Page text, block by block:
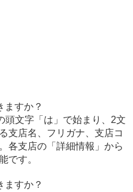
ますか？
頭文字「は」で始まり、2文
支店名、フリガナ、支店コ
各支店の「詳細情報」から
です。
ますか？